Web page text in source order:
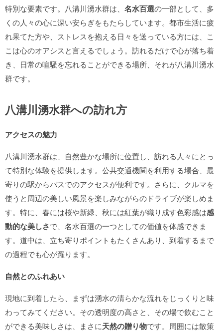
特別な要素です。八溝川湧水群は、 名水百選の一部として、多
くの人々の心に深い安らぎをもたらしています。都市生活に疲
れ果てた方や、ストレスを抱える日々を送っている方には、こ
こは心のオアシスと言えるでしょう。訪れるだけで心が落ち着
き、日常の喧騒を忘れることができる場所、それが八溝川湧水
群です。
八溝川湧水群への訪れ方
アクセスの魅力
八溝川湧水群は、自然豊かな場所に位置し、訪れる人々にとっ
て特別な体験を提供します。公共交通機関を利用する場合、最
寄りの駅からバスでのアクセスが便利です。さらに、クルマを
使うと周辺の美しい風景を楽しみながらのドライブが楽しめま
す。特に、春には桜や新緑、秋には紅葉が織り成す色彩感は感
動的な美しさで、名水百選の一つとしての価値を体感できま
す。道中は、立ち寄りポイントもたくさんあり、到着するまで
の過程でも心が躍ります。
自然とのふれあい
現地に到着したら、まずは湧水の清らかな流れをじっくりと味
わってみてください。その透明度の高さと、その場で飲むこと
ができる美味しさは、まさに天然の贈り物です。周囲には散策